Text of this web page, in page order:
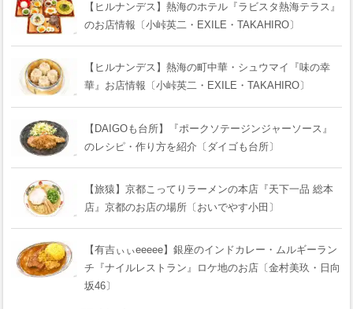
【ヒルナンデス】熱海のホテル『ラビスタ熱海テラス』
のお店情報〔小峠英二・EXILE・TAKAHIRO〕
【ヒルナンデス】熱海の町中華・シュウマイ『味の幸
華』お店情報〔小峠英二・EXILE・TAKAHIRO〕
【DAIGOも台所】『ポークソテージンジャーソース』
のレシピ・作り方を紹介〔ダイゴも台所〕
【旅猿】京都こってりラーメンの本店『天下一品 総本
店』京都のお店の場所〔おいでやす小田〕
【有吉ぃぃeeeee】銀座のインドカレー・ムルギーラン
チ『ナイルレストラン』ロケ地のお店〔金村美玖・日向
坂46〕